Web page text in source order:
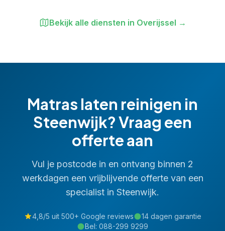
Bekijk alle diensten in Overijssel →
Matras laten reinigen in
Steenwijk? Vraag een
offerte aan
Vul je postcode in en ontvang binnen 2
werkdagen een vrijblijvende offerte van een
specialist in Steenwijk.
4,8/5 uit 500+ Google reviews
14 dagen garantie
Bel: 088-299 9299